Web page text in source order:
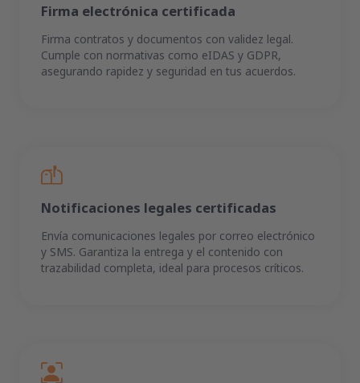
Firma electrónica certificada
Firma contratos y documentos con validez legal.
Cumple con normativas como eIDAS y GDPR,
asegurando rapidez y seguridad en tus acuerdos.
Notificaciones legales certificadas
Envía comunicaciones legales por correo electrónico
y SMS. Garantiza la entrega y el contenido con
trazabilidad completa, ideal para procesos críticos.